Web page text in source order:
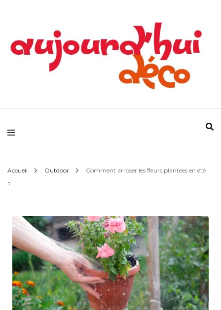
Aujourd'hui Déco
Accueil Outdoor
Comment arroser les fleurs plantées en été
?